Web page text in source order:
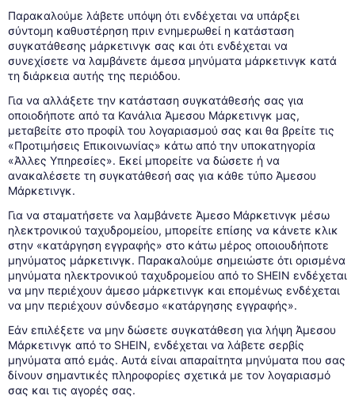
Παρακαλούμε λάβετε υπόψη ότι ενδέχεται να υπάρξει
σύντομη καθυστέρηση πριν ενημερωθεί η κατάσταση
συγκατάθεσης μάρκετινγκ σας και ότι ενδέχεται να
συνεχίσετε να λαμβάνετε άμεσα μηνύματα μάρκετινγκ κατά
τη διάρκεια αυτής της περιόδου.
Για να αλλάξετε την κατάσταση συγκατάθεσής σας για
οποιοδήποτε από τα Κανάλια Άμεσου Μάρκετινγκ μας,
μεταβείτε στο προφίλ του λογαριασμού σας και θα βρείτε τις
«Προτιμήσεις Επικοινωνίας» κάτω από την υποκατηγορία
«Άλλες Υπηρεσίες». Εκεί μπορείτε να δώσετε ή να
ανακαλέσετε τη συγκατάθεσή σας για κάθε τύπο Άμεσου
Μάρκετινγκ.
Για να σταματήσετε να λαμβάνετε Άμεσο Μάρκετινγκ μέσω
ηλεκτρονικού ταχυδρομείου, μπορείτε επίσης να κάνετε κλικ
στην «κατάργηση εγγραφής» στο κάτω μέρος οποιουδήποτε
μηνύματος μάρκετινγκ. Παρακαλούμε σημειώστε ότι ορισμένα
μηνύματα ηλεκτρονικού ταχυδρομείου από το SHEIN ενδέχεται
να μην περιέχουν άμεσο μάρκετινγκ και επομένως ενδέχεται
να μην περιέχουν σύνδεσμο «κατάργησης εγγραφής».
Εάν επιλέξετε να μην δώσετε συγκατάθεση για λήψη Άμεσου
Μάρκετινγκ από το SHEIN, ενδέχεται να λάβετε σερβίς
μηνύματα από εμάς. Αυτά είναι απαραίτητα μηνύματα που σας
δίνουν σημαντικές πληροφορίες σχετικά με τον λογαριασμό
σας και τις αγορές σας.